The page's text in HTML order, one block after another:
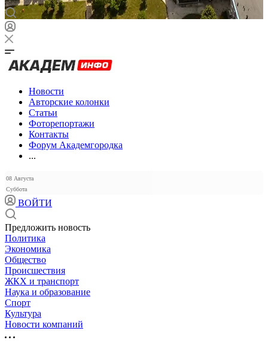
Новости
Авторские колонки
Статьи
Фоторепортажи
Контакты
Форум Академгородка
...
08 Августа
Суббота
ВОЙТИ
Предложить новость
Политика
Экономика
Общество
Происшествия
ЖКХ и транспорт
Наука и образование
Спорт
Культура
Новости компаний